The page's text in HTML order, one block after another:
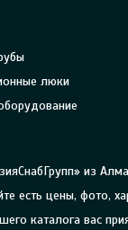
люки
из
есть цены, фото,
каталога вас